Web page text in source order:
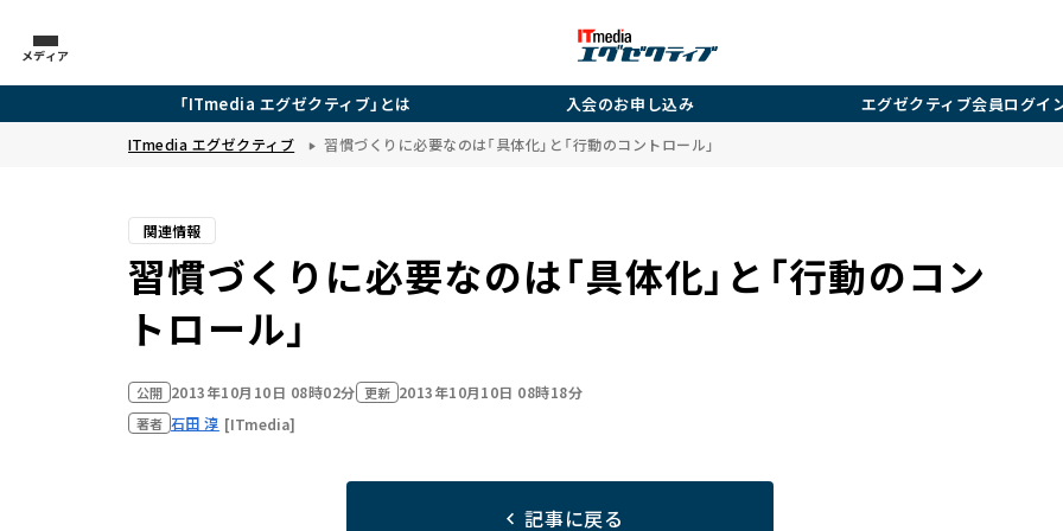
メディア
「ITmedia エグゼクティブ」とは 入会のお申し込み エグゼクティブ会員ログイ
ITmedia エグゼクティブ 習慣づくりに必要なのは「具体化」と「行動のコントロール」
関連情報
習慣づくりに必要なのは「具体化」と「行動のコン
トロール」
公開 2013年10月10日 08時02分 更新 2013年10月10日 08時18分
著者 石田 淳 [ITmedia]
記事に戻る